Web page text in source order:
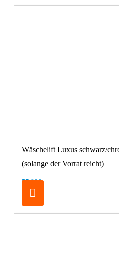
Wäschelift Luxus schwarz/
(solange der Vorrat reicht)
57,98€